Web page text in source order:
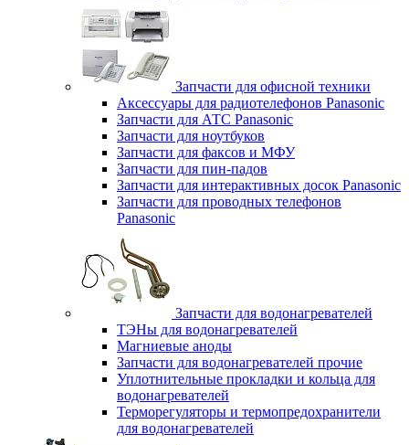
Запчасти для офисной техники
Аксессуары для радиотелефонов Panasonic
Запчасти для АТС Panasonic
Запчасти для ноутбуков
Запчасти для факсов и МФУ
Запчасти для пин-падов
Запчасти для интерактивных досок Panasonic
Запчасти для проводных телефонов
Panasonic
Запчасти для водонагревателей
ТЭНы для водонагревателей
Магниевые аноды
Запчасти для водонагревателей прочие
Уплотнительные прокладки и кольца для
водонагревателей
Терморегуляторы и термопредохранители
для водонагревателей